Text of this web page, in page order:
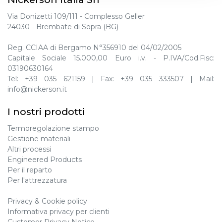
Via Donizetti 109/111 - Complesso Geller
24030 - Brembate di Sopra (BG)
Reg. CCIAA di Bergamo N°356910 del 04/02/2005
Capitale Sociale 15.000,00 Euro i.v. - P.IVA/Cod.Fisc:
03190630164
Tel: +39 035 621159 | Fax: +39 035 333507 | Mail:
info@nickerson.it
I nostri prodotti
Termoregolazione stampo
Gestione materiali
Altri processi
Engineered Products
Per il reparto
Per l'attrezzatura
Privacy & Cookie policy
Informativa privacy per clienti